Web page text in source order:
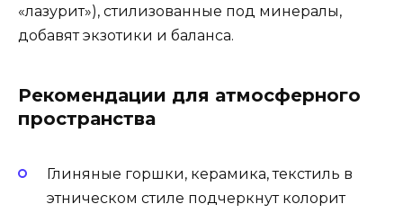
«лазурит»), стилизованные под минералы,
добавят экзотики и баланса.
Рекомендации для атмосферного
пространства
Глиняные горшки, керамика, текстиль в
этническом стиле подчеркнут колорит